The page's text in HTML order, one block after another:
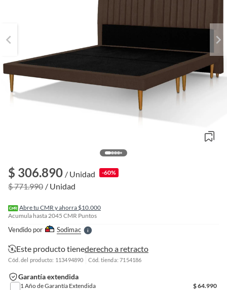
$ 306.890 / Unidad -60%
$ 771.990 / Unidad
Abre tu CMR y ahorra $10.000
Acumula hasta2045 CMR Puntos
Vendido por SodimacS
l
l
n
Este producto tienederecho a retracto
Cód. del producto: 113494890 Cód. tienda: 7154186
Garantía extendida
1 Año de Garantía Extendida $64.990